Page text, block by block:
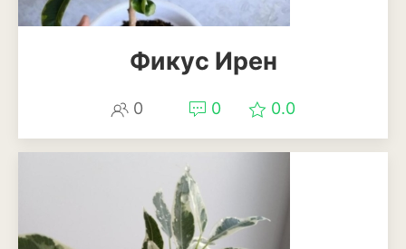
Фикус Ирен
0 0 0.0